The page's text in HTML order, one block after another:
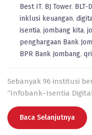
Best IT, BJ Tower, BLT-
inklusi keuangan,
isentia, jombang kita,
penghargaan Bank
BPR Bank Jombang,
Sebanyak 96 institusi
“Infobank–Isentia
Baca Selanjutnya